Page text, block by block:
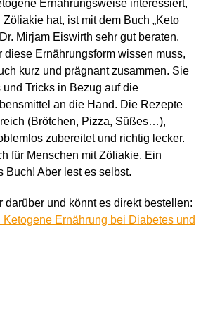
Ernährungsweise interessiert,
hat, ist mit dem Buch „Keto
Mirjam Eiswirth sehr gut beraten.
diese Ernährungsform wissen muss,
kurz und prägnant zusammen. Sie
Tricks in Bezug auf die
an die Hand. Die Rezepte
(Brötchen, Pizza, Süßes…),
zubereitet und richtig lecker.
für Menschen mit Zöliakie. Ein
Buch! Aber lest es selbst.
darüber und könnt es direkt bestellen:
Ernährung bei Diabetes und